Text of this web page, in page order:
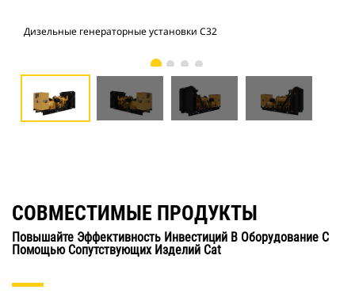
Дизельные генераторные установки C32
СОВМЕСТИМЫЕ ПРОДУКТЫ
Повышайте Эффективность Инвестиций В Оборудование С
Помощью Сопутствующих Изделий Cat